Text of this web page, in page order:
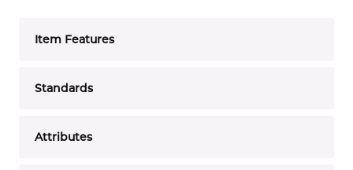
Item Features
Standards
Attributes